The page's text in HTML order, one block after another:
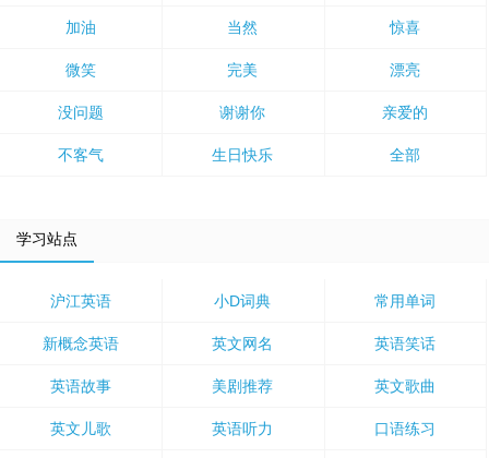
加油 当然 惊喜
微笑 完美 漂亮
没问题 谢谢你 亲爱的
不客气 生日快乐 全部
学习站点
沪江英语 小D词典 常用单词
新概念英语 英文网名 英语笑话
英语故事 美剧推荐 英文歌曲
英文儿歌 英语听力 口语练习